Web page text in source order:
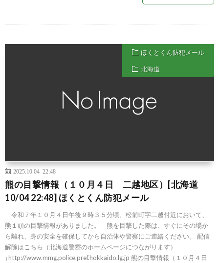
ほくとくん防犯メール
北海道
2025.10.04 22:48
熊の目撃情報（１０月４日 二越地区）[北海道
10/04 22:48] ほくとくん防犯メール
令和７年１０月４日午後９時３５分頃、松前町字二越付近において、
熊１頭の目撃情報がありました。 熊を目撃した際は、すぐにその場か
ら離れ、身の安全を確保してから自治体や警察にご連絡ください。 配信
解除はこちら（北海道警察のホームページにつながります）
↓http://www.mmg.police.pref.hokkaido.lg.jp 熊の目撃情報（１０月４日